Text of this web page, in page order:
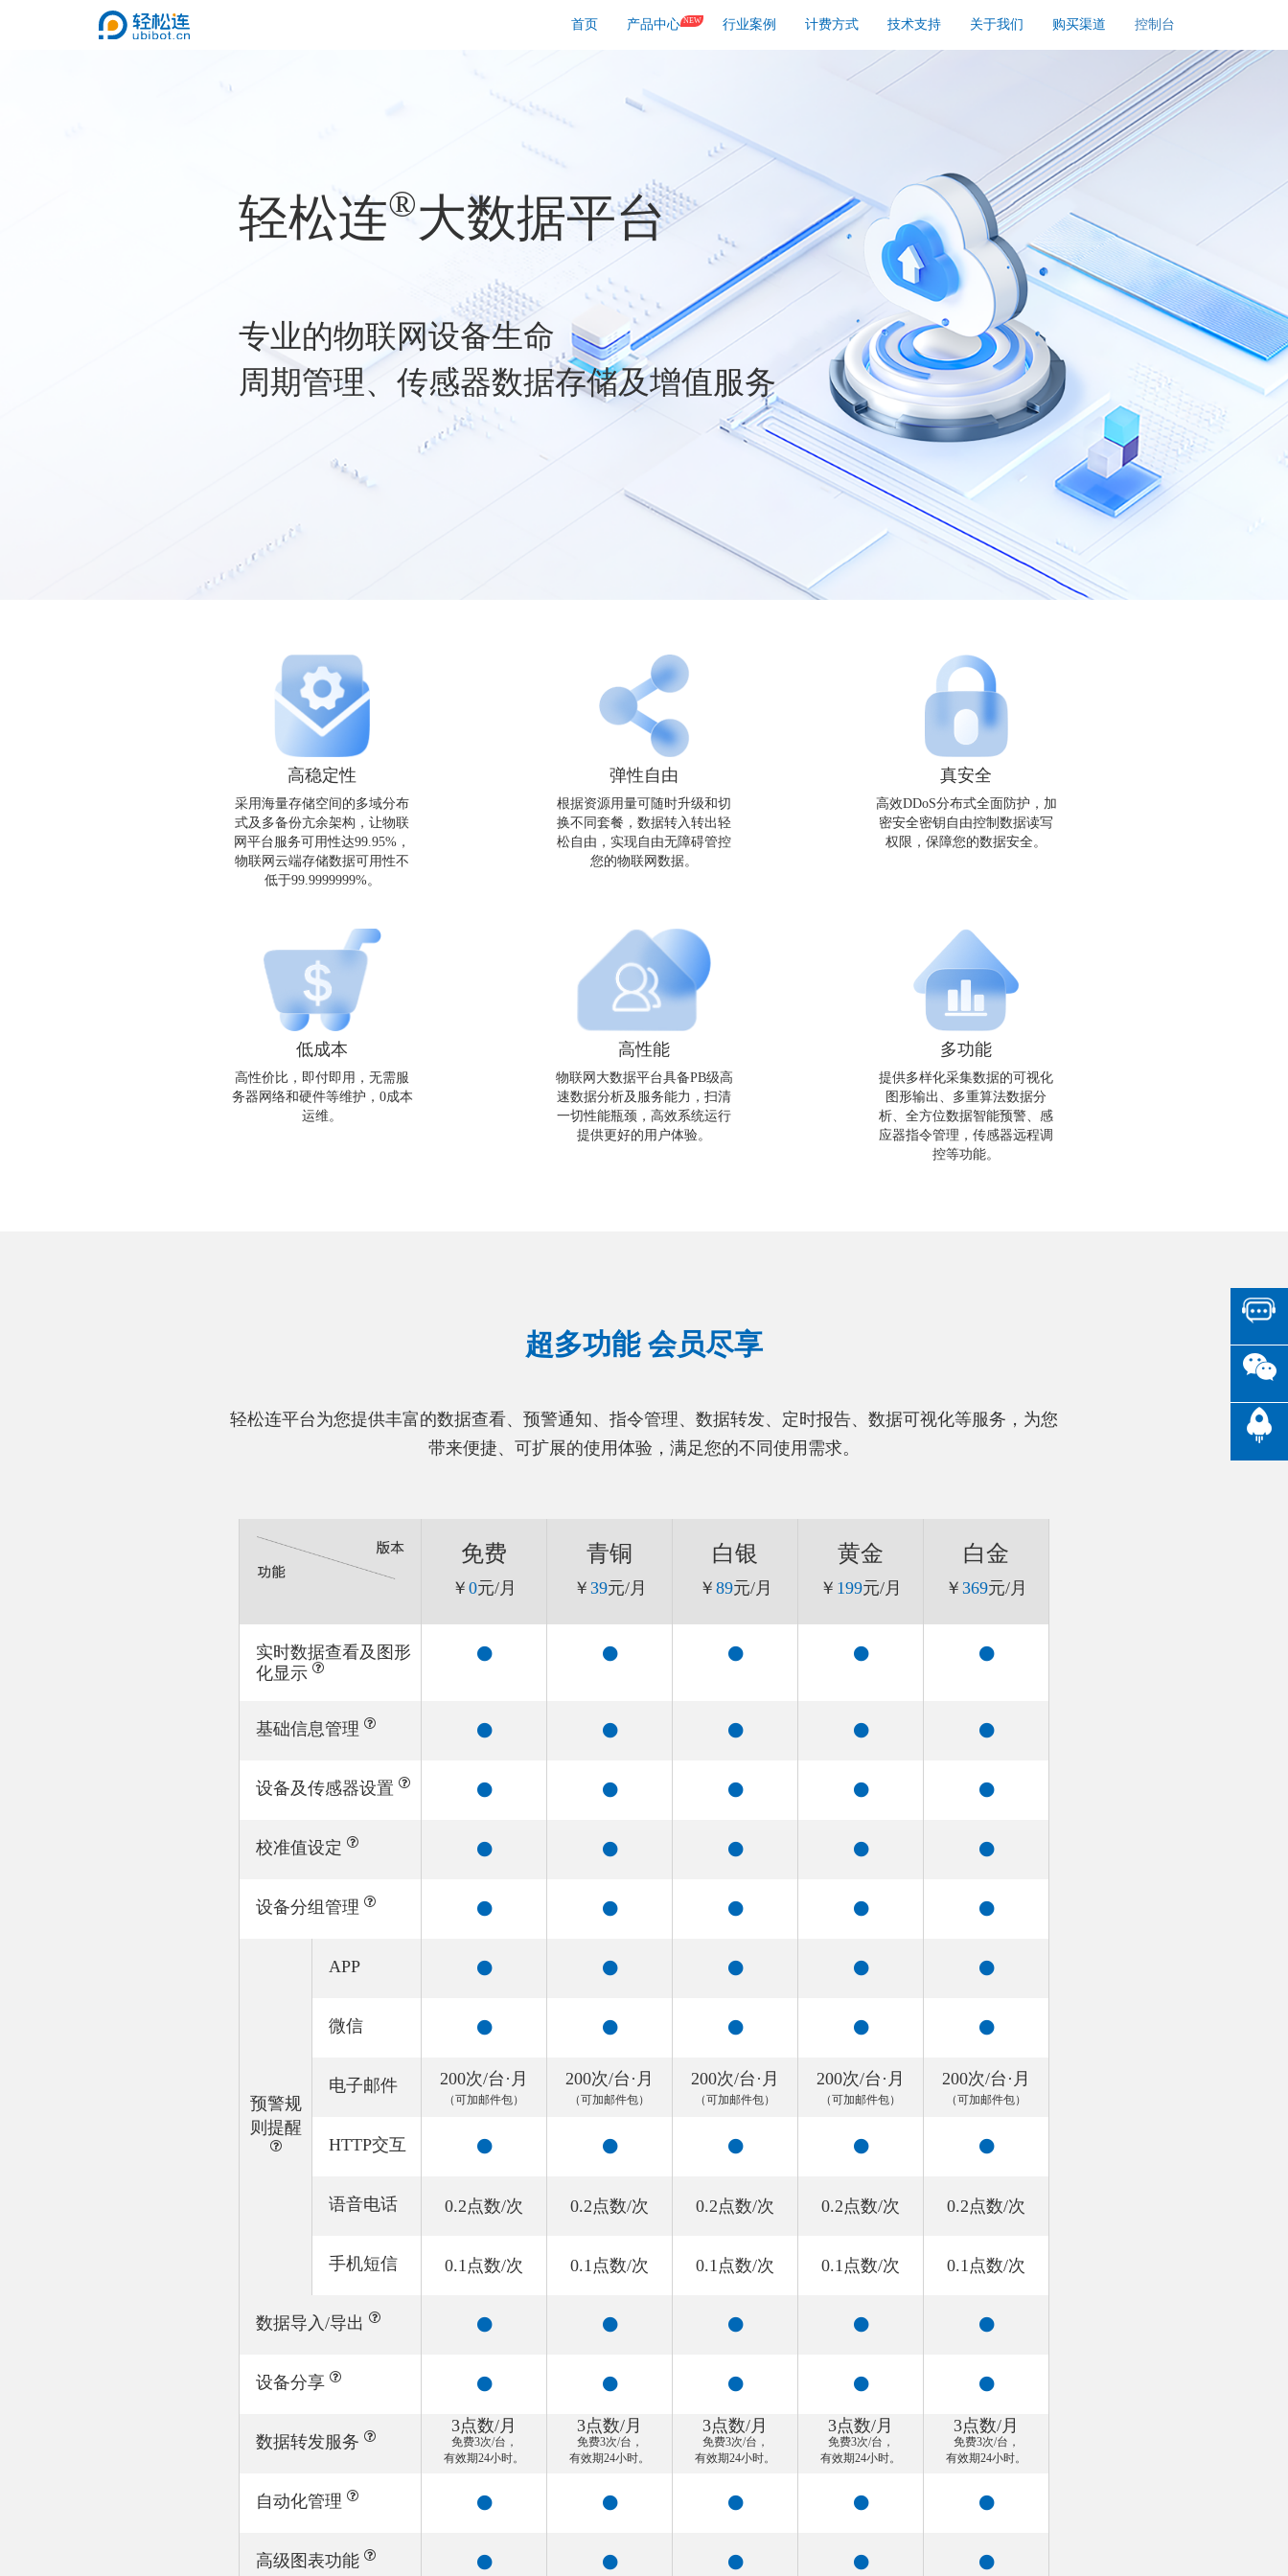
首页 产品中心 NEW 行业案例 计费方式 技术支持 关于我们 购买渠道 控制台
轻松连®大数据平台
专业的物联网设备生命
周期管理、传感器数据存储及增值服务
高稳定性
采用海量存储空间的多域分布
式及多备份亢余架构，让物联
网平台服务可用性达99.95%，
物联网云端存储数据可用性不
低于99.9999999%。
弹性自由
根据资源用量可随时升级和切
换不同套餐，数据转入转出轻
松自由，实现自由无障碍管控
您的物联网数据。
真安全
高效DDoS分布式全面防护，加
密安全密钥自由控制数据读写
权限，保障您的数据安全。
低成本
高性价比，即付即用，无需服
务器网络和硬件等维护，0成本
运维。
高性能
物联网大数据平台具备PB级高
速数据分析及服务能力，扫清
一切性能瓶颈，高效系统运行
提供更好的用户体验。
多功能
提供多样化采集数据的可视化
图形输出、多重算法数据分
析、全方位数据智能预警、感
应器指令管理，传感器远程调
控等功能。
超多功能 会员尽享
轻松连平台为您提供丰富的数据查看、预警通知、指令管理、数据转发、定时报告、数据可视化等服务，为您
带来便捷、可扩展的使用体验，满足您的不同使用需求。
免费
￥ 0元/月
青铜
￥ 39元/月
白银
￥ 89元/月
黄金
￥ 199元/月
白金
￥ 369元/月
实时数据查看及图形
化显示
基础信息管理
设备及传感器设置
校准值设定
设备分组管理
预警规
则提醒
APP
微信
电子邮件 200次/台·月
（可加邮件包）
200次/台·月
（可加邮件包）
200次/台·月
（可加邮件包）
200次/台·月
（可加邮件包）
200次/台·月
（可加邮件包）
HTTP交互
语音电话 0.2点数/次 0.2点数/次 0.2点数/次 0.2点数/次 0.2点数/次
手机短信 0.1点数/次 0.1点数/次 0.1点数/次 0.1点数/次 0.1点数/次
数据导入/导出
设备分享
数据转发服务
3点数/月
免费3次/台，
有效期24小时。
3点数/月
免费3次/台，
有效期24小时。
3点数/月
免费3次/台，
有效期24小时。
3点数/月
免费3次/台，
有效期24小时。
3点数/月
免费3次/台，
有效期24小时。
自动化管理
高级图表功能